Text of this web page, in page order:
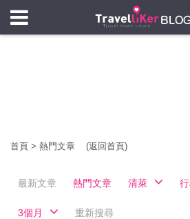
首頁 > 熱門文章 (返回首頁)
最新文章 熱門文章 清萊
3個月 重新搜尋